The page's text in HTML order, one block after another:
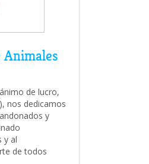
de lucro,
nos dedicamos
y
y al
de todos